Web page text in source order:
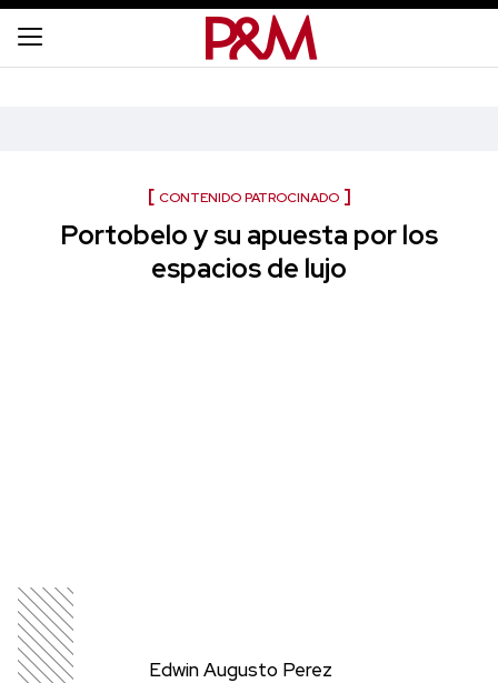
CONTENIDO PATROCINADO
Portobelo y su apuesta por los
espacios de lujo
Edwin Augusto Perez